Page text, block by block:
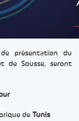
présentation du
de Sousse, seront
de Tunis